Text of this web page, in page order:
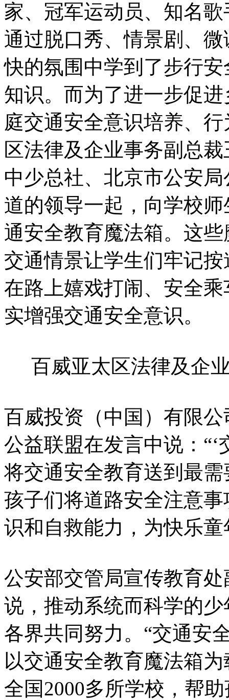
家、冠军运动员、知名
通过脱口秀、情景剧、
快的氛围中学到了步行
知识。而为了进一步促
庭交通安全意识培养、
区法律及企业事务副总
中少总社、北京市公安
道的领导一起，向学校
通安全教育魔法箱。这
交通情景让学生们牢记
在路上嬉戏打闹、安全
实增强交通安全意识。
百威亚太区法律及企
百威投资（中国）有限
公益联盟在发言中说：
将交通安全教育送到最
孩子们将道路安全注意
识和自救能力，为快乐
公安部交管局宣传教育
说，推动系统而科学的
各界共同努力。“交通安
以交通安全教育魔法箱
全国2000多所学校，帮